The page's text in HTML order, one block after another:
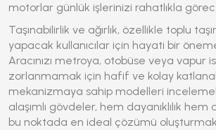
motorlar günlük işlerinizi rahatlıkla
Taşınabilirlik ve ağırlık, özellikle toplu
yapacak kullanıcılar için hayati bir
Aracınızı metroya, otobüse veya vapur
zorlanmamak için hafif ve kolay
mekanizmaya sahip modelleri
alaşımlı gövdeler, hem dayanıklılık
bu noktada en ideal çözümü